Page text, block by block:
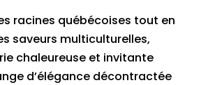
racines québécoises tout en
saveurs multiculturelles,
chaleureuse et invitante
d’élégance décontractée